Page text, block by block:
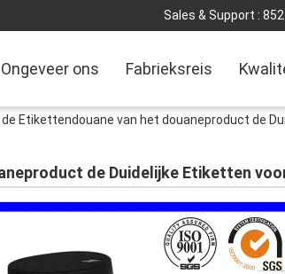
Sales & Support :
Ongeveer ons Fabrieksreis
de Etikettendouane van het douaneproduct de
de Duidelijke Etiketten